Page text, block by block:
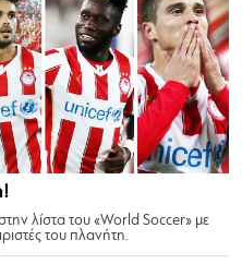
λίστα του «World Soccer» με
του πλανήτη.